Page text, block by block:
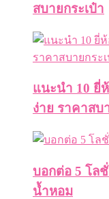
สบายกระเป๋า
แนะนำ 10 ยี่
ง่าย ราคาสบ
บอกต่อ 5 โล
น้ำหอม